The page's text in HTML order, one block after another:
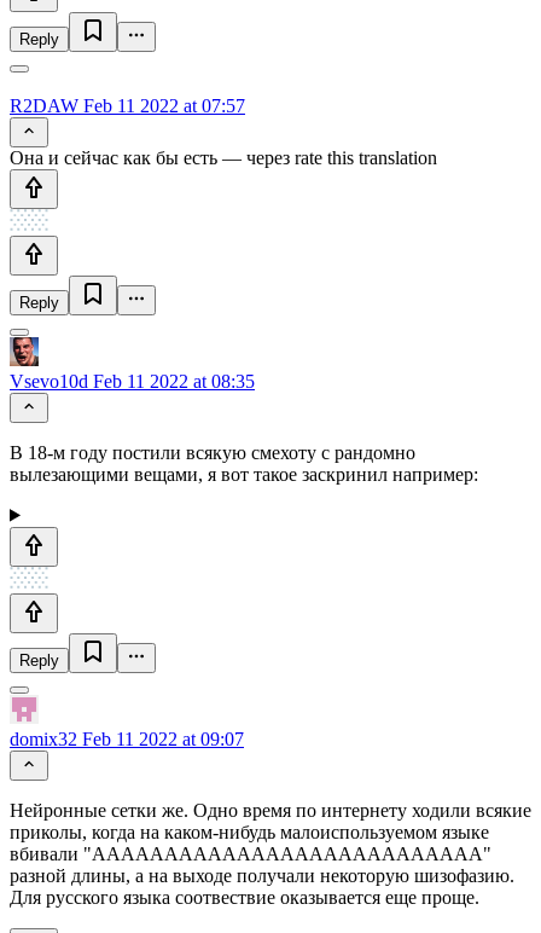
Reply
R2DAW Feb 11 2022 at 07:57
Она и сейчас как бы есть — через rate this translation
Reply
Vsevo10d Feb 11 2022 at 08:35
В 18-м году постили всякую смехоту с рандомно
вылезающими вещами, я вот такое заскринил например:
Reply
domix32 Feb 11 2022 at 09:07
Нейронные сетки же. Одно время по интернету ходили всякие
приколы, когда на каком-нибудь малоиспользуемом языке
вбивали "ААААААААААААААААААААААААААА"
разной длины, а на выходе получали некоторую шизофазию.
Для русского языка соотвествие оказывается еще проще.